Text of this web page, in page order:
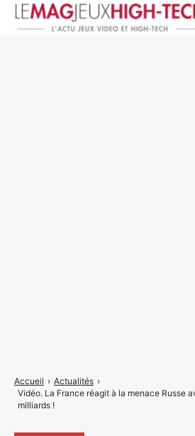
Accueil › Actualités ›
Vidéo. La France réagit à la menace Russe
milliards !